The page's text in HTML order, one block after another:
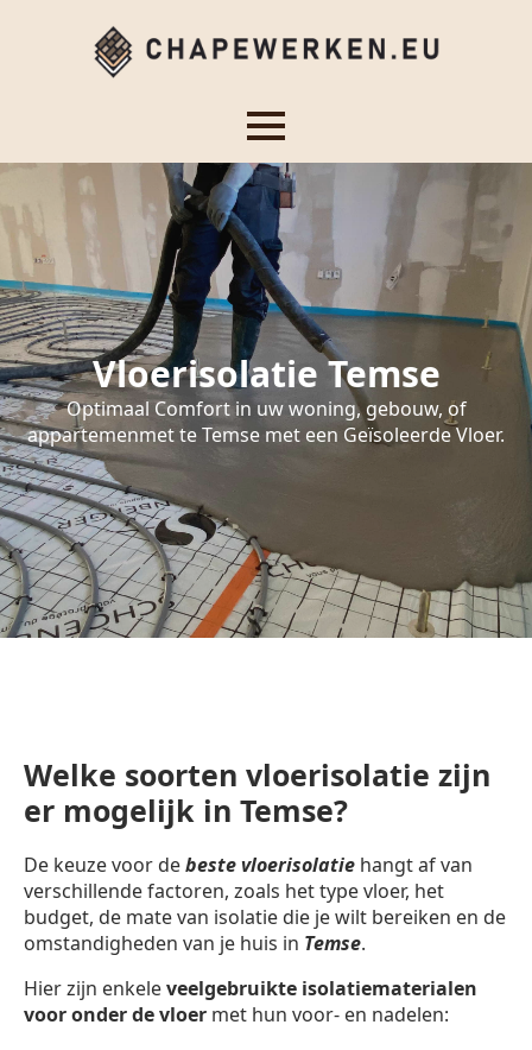
Vloerisolatie Temse
Optimaal Comfort in uw woning, gebouw, of
appartemenmet te Temse met een Geïsoleerde Vloer.
Welke soorten vloerisolatie zijn
er mogelijk in Temse?
De keuze voor debeste vloerisolatie hangt af van
verschillende factoren, zoals het type vloer, het
budget, de mate van isolatie die je wilt bereiken en de
omstandigheden van je huis in Temse.
Hier zijn enkeleveelgebruikte isolatiematerialen
voor onder de vloer met hun voor- en nadelen: